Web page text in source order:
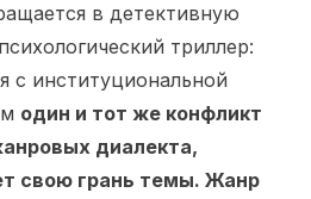
в детективную
триллер:
с институциональной
один и тот же конфликт
диалекта,
свою грань темы. Жанр